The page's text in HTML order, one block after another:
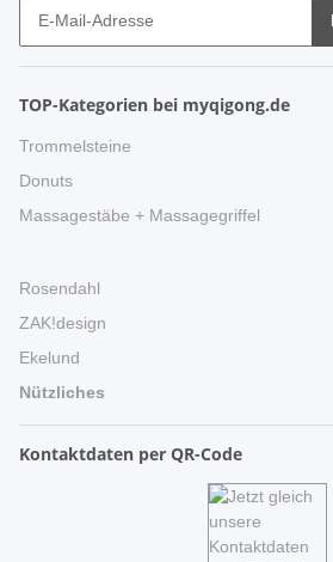
TOP-Kategorien bei myqigong.de
Trommelsteine
Donuts
Massagestäbe + Massagegriffel
Rosendahl
ZAK!design
Ekelund
Nützliches
Kontaktdaten per QR-Code